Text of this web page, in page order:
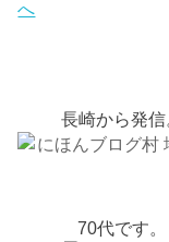
長崎から発
70代です